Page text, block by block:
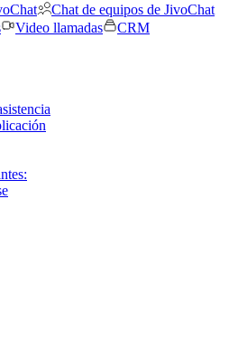
Chat de equipos de JivoChat
Video llamadas
CRM